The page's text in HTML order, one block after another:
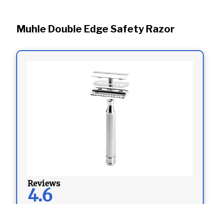
Muhle Double Edge Safety Razor
Reviews
4.6